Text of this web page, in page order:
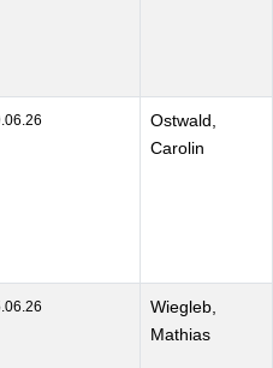
Ostwald,
Carolin
Wiegleb,
Mathias